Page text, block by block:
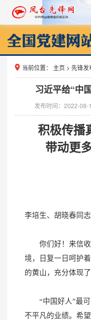
当前位置： 主页 > 先锋发
习近平给“中
发布时间：2022-08-
积极传播
带动更
李培生、胡晓春同志
你们好！来信收
境，日复一日呵护
的黄山，充分体现
“中国好人”最可
不平凡的业绩。希